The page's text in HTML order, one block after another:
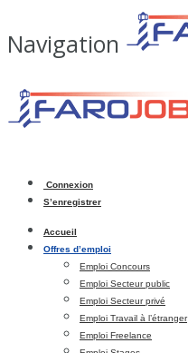
Navigation
Connexion
S’enregistrer
Accueil
Offres d’emploi
Emploi Concours
Emploi Secteur public
Emploi Secteur privé
Emploi Travail à l’étranger
Emploi Freelance